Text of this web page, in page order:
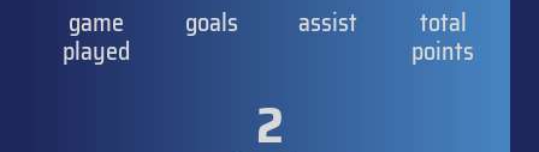
game
played
goals assist total
points
2